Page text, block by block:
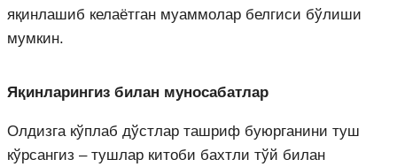
яқинлашиб келаётган муаммолар белгиси бўлиши
мумкин.
Яқинларингиз билан муносабатлар
Олдизга кўплаб дўстлар ташриф буюрганини туш
кўрсангиз – тушлар китоби бахтли тўй билан